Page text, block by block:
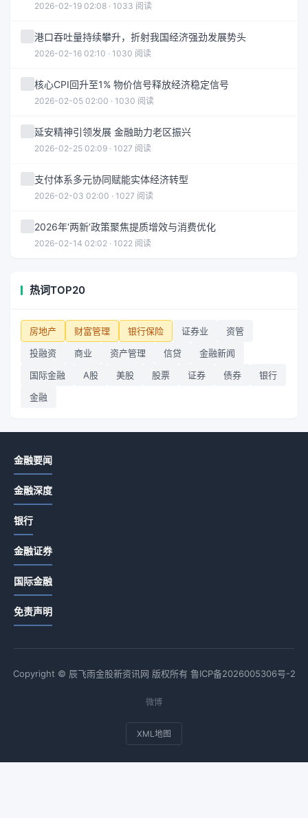
2026-02-19 02:08 · 1033 阅读
港口吞吐量持续攀升，折射我国经济强劲发展势头
2026-02-16 02:10 · 1030 阅读
核心CPI回升至1% 物价信号释放经济稳定信号
2026-02-05 02:00 · 1030 阅读
延安精神引领发展 金融助力老区振兴
2026-02-25 02:09 · 1027 阅读
支付体系多元协同赋能实体经济转型
2026-02-03 02:00 · 1027 阅读
2026年‘两新’政策聚焦提质增效与消费优化
2026-02-14 02:02 · 1022 阅读
热词TOP20
房地产 财富管理 银行保险 证券业
资管
投融资
商业 资产管理 信贷
金融新闻
国际金融
A股 美股 股票 证券 债券
银行
金融
金融要闻
金融深度
银行
金融证券
国际金融
免责声明
Copyright © 辰飞雨金股新资讯网 版权所有 鲁ICP备2026005306号-2
微博
XML地图